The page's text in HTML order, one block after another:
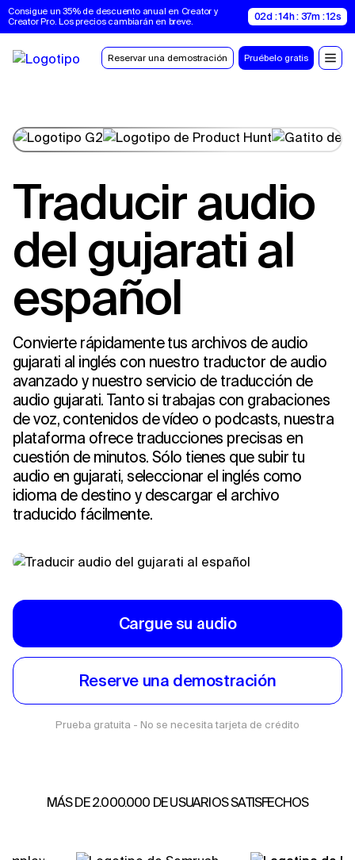
Consigue un 35% de descuento anual en Creator y
Creator Pro. Los precios cambiarán en breve.
02d : 14h : 37m : 11s
Reservar una demostración Pruébelo gratis
Traducir audio
del gujarati al
español
Convierte rápidamente tus archivos de audio
gujarati al inglés con nuestro traductor de audio
avanzado y nuestro servicio de traducción de
audio gujarati. Tanto si trabajas con grabaciones
de voz, contenidos de vídeo o podcasts, nuestra
plataforma ofrece traducciones precisas en
cuestión de minutos. Sólo tienes que subir tu
audio en gujarati, seleccionar el inglés como
idioma de destino y descargar el archivo
traducido fácilmente.
Cargue su audio
Reserve una demostración
Prueba gratuita - No se necesita tarjeta de crédito
MÁS DE 2.000.000 DE USUARIOS SATISFECHOS